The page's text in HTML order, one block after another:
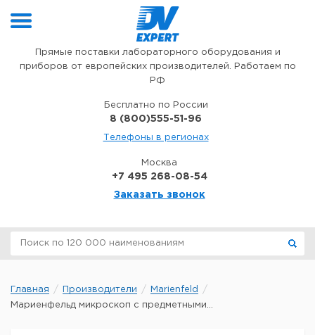
Прямые поставки лабораторного оборудования и
приборов от европейских производителей. Работаем по
РФ
Бесплатно по России
8 (800)555-51-96
Телефоны в регионах
Москва
+7 495 268-08-54
Заказать звонок
Главная Производители
Marienfeld
Мариенфельд микроскоп с предметными...